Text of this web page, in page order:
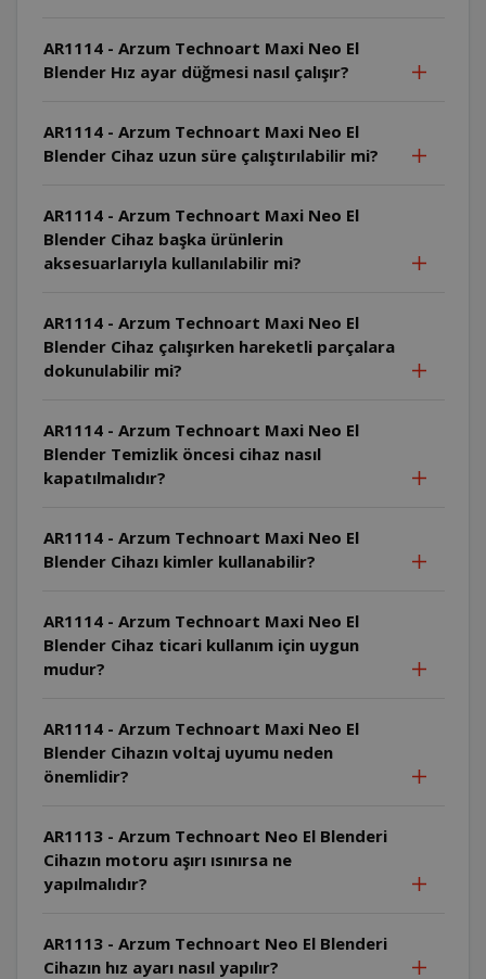
AR1114 - Arzum Technoart Maxi Neo El
Blender Hız ayar düğmesi nasıl çalışır?
AR1114 - Arzum Technoart Maxi Neo El
Blender Cihaz uzun süre çalıştırılabilir mi?
AR1114 - Arzum Technoart Maxi Neo El
Blender Cihaz başka ürünlerin
aksesuarlarıyla kullanılabilir mi?
AR1114 - Arzum Technoart Maxi Neo El
Blender Cihaz çalışırken hareketli parçalara
dokunulabilir mi?
AR1114 - Arzum Technoart Maxi Neo El
Blender Temizlik öncesi cihaz nasıl
kapatılmalıdır?
AR1114 - Arzum Technoart Maxi Neo El
Blender Cihazı kimler kullanabilir?
AR1114 - Arzum Technoart Maxi Neo El
Blender Cihaz ticari kullanım için uygun
mudur?
AR1114 - Arzum Technoart Maxi Neo El
Blender Cihazın voltaj uyumu neden
önemlidir?
AR1113 - Arzum Technoart Neo El Blenderi
Cihazın motoru aşırı ısınırsa ne
yapılmalıdır?
AR1113 - Arzum Technoart Neo El Blenderi
Cihazın hız ayarı nasıl yapılır?